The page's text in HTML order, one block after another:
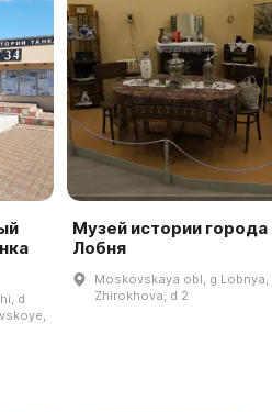
d
Музей истории города
Лобня
Moskovskaya obl, g Lobnya,
Zhirokhova, d 2